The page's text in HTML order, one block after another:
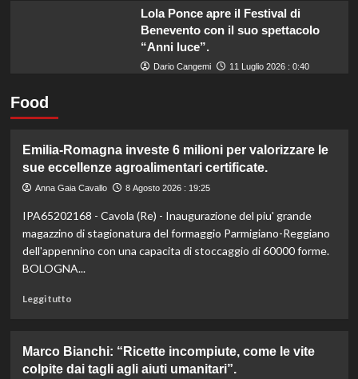
Lola Ponce apre il Festival di
Benevento con il suo spettacolo
“Anni luce”.
Dario Cangemi 11 Luglio 2026 : 0:40
Food
Emilia-Romagna investe 6 milioni per valorizzare le
sue eccellenze agroalimentari certificate.
Anna Gaia Cavallo 8 Agosto 2026 : 19:25
IPA65202168 - Cavola (Re) - Inaugurazione del piu' grande
magazzino di stagionatura del formaggio Parmigiano-Reggiano
dell'appennino con una capacita di stoccaggio di 60000 forme.
BOLOGNA...
Leggi tuttoLeggi
Emilia-
Romagna
Marco Bianchi: “Ricette incompiute, come le vite
colpite dai tagli agli aiuti umanitari”.